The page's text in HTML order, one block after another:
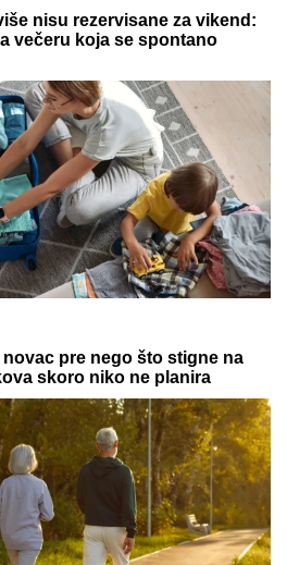
za rađanje blizanaca? Istina o
trudnoći
i veštačku inteligenciju –